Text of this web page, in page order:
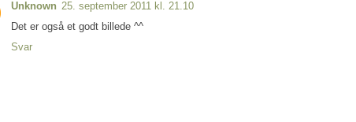
Unknown 25. september 2011 kl. 21.10
Det er også et godt billede ^^
Svar